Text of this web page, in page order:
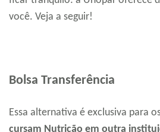
você. Veja a seguir!
Bolsa Transferência
Essa alternativa é exclusiva para
cursam Nutrição em outra